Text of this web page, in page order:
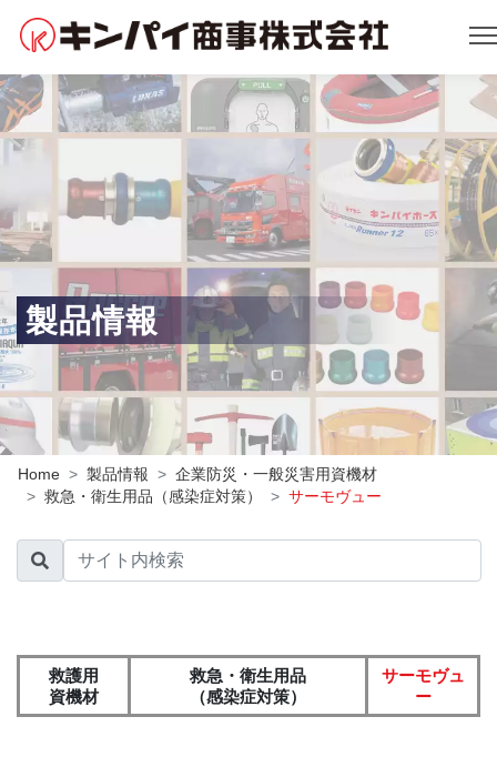
製品情報
Home 製品情報
企業防災・一般災害用資機材
救急・衛生用品（感染症対策）
サーモヴュー
救護用
資機材
救急・衛生用品
（感染症対策）
サーモヴュ
ー